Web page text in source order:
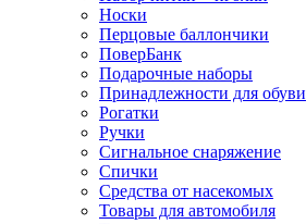
Носки
Перцовые баллончики
ПоверБанк
Подарочные наборы
Принадлежности для обуви
Рогатки
Ручки
Сигнальное снаряжение
Спички
Средства от насекомых
Товары для автомобиля